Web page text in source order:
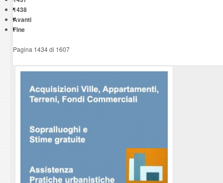
1438
Avanti
Fine
Pagina 1434 di 1607